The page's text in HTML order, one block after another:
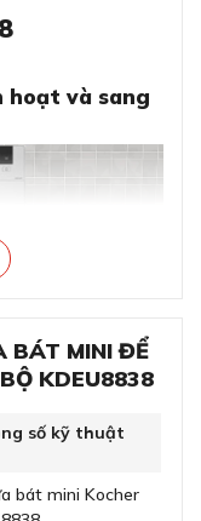
hoạt và sang
sở hữu thiết kế
BÁT MINI ĐỂ
KDEU8838
số kỹ thuật
bát mini Kocher